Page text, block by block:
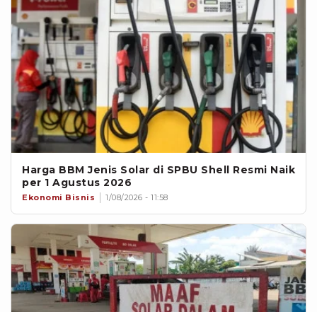
Harga BBM Jenis Solar di SPBU Shell Resmi Naik
per 1 Agustus 2026
Ekonomi Bisnis 1/08/2026 - 11:58